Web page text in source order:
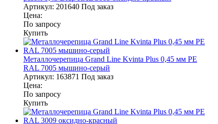
Артикул: 201640 Под заказ
Цена:
По запросу
Купить
Металлочерепица Grand Line Kvinta Plus 0,45 мм PE
RAL 7005 мышино-серый
Артикул: 163871 Под заказ
Цена:
По запросу
Купить